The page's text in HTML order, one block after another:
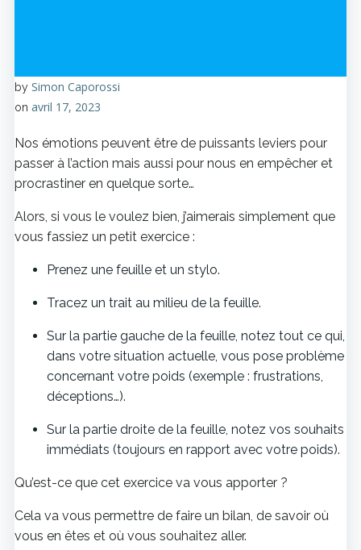
by Simon Caporossi
on avril 17, 2023
Nos émotions peuvent être de puissants leviers pour
passer à l’action mais aussi pour nous en empêcher et
procrastiner en quelque sorte…
Alors, si vous le voulez bien, j’aimerais simplement que
vous fassiez un petit exercice :
Prenez une feuille et un stylo.
Tracez un trait au milieu de la feuille.
Sur la partie gauche de la feuille, notez tout ce qui,
dans votre situation actuelle, vous pose problème
concernant votre poids (exemple : frustrations,
déceptions…).
Sur la partie droite de la feuille, notez vos souhaits
immédiats (toujours en rapport avec votre poids).
Qu’est-ce que cet exercice va vous apporter ?
Cela va vous permettre de faire un bilan, de savoir où
vous en êtes et où vous souhaitez aller.